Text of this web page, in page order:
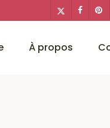
x-
twitter
facebook
À propos